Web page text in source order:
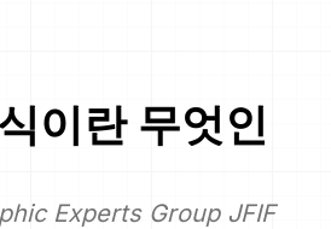
이란 무엇인
Experts Group JFIF